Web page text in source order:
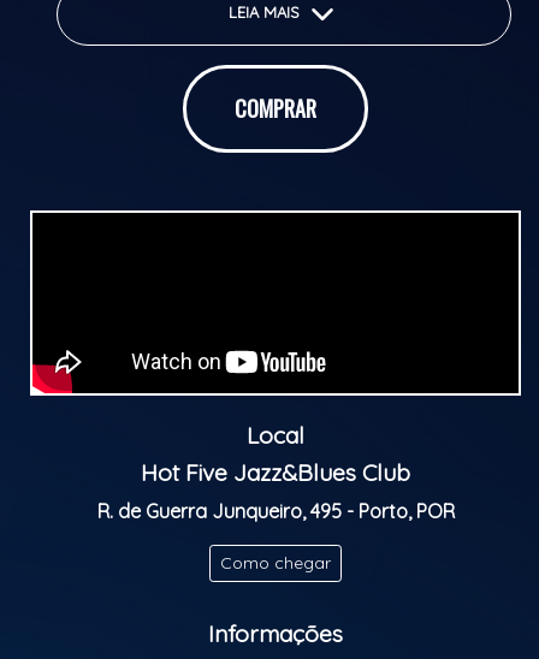
The oldest JAM SESSION in Porto takes place every
Sunday on the Hot Five stage.
Musicians from all over the world get together and
LEIA MAIS
COMPRAR
Local
Hot Five Jazz&Blues Club
R. de Guerra Junqueiro, 495 - Porto, POR
Como chegar
Informações